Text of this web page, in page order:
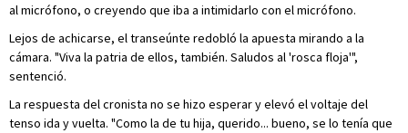
al micrófono, o creyendo que iba a intimidarlo con el micrófono.
Lejos de achicarse, el transeúnte redobló la apuesta mirando a la
cámara. "Viva la patria de ellos, también. Saludos al 'rosca floja'",
sentenció.
La respuesta del cronista no se hizo esperar y elevó el voltaje del
tenso ida y vuelta. "Como la de tu hija, querido... bueno, se lo tenía que